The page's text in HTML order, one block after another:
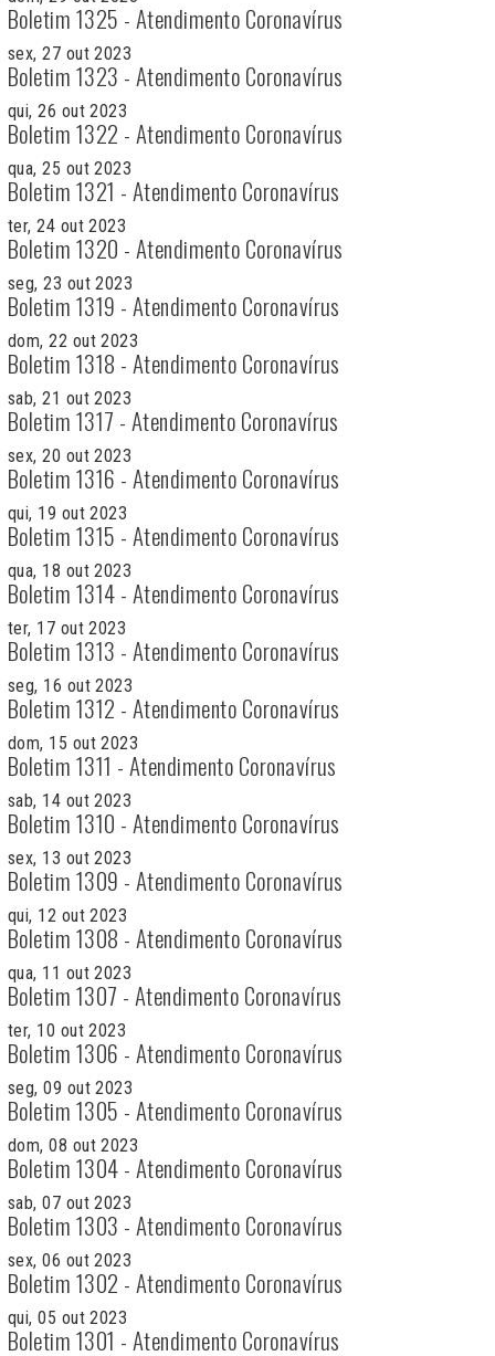
Boletim 1325 - Atendimento Coronavírus
sex, 27 out 2023
Boletim 1323 - Atendimento Coronavírus
qui, 26 out 2023
Boletim 1322 - Atendimento Coronavírus
qua, 25 out 2023
Boletim 1321 - Atendimento Coronavírus
ter, 24 out 2023
Boletim 1320 - Atendimento Coronavírus
seg, 23 out 2023
Boletim 1319 - Atendimento Coronavírus
dom, 22 out 2023
Boletim 1318 - Atendimento Coronavírus
sab, 21 out 2023
Boletim 1317 - Atendimento Coronavírus
sex, 20 out 2023
Boletim 1316 - Atendimento Coronavírus
qui, 19 out 2023
Boletim 1315 - Atendimento Coronavírus
qua, 18 out 2023
Boletim 1314 - Atendimento Coronavírus
ter, 17 out 2023
Boletim 1313 - Atendimento Coronavírus
seg, 16 out 2023
Boletim 1312 - Atendimento Coronavírus
dom, 15 out 2023
Boletim 1311 - Atendimento Coronavírus
sab, 14 out 2023
Boletim 1310 - Atendimento Coronavírus
sex, 13 out 2023
Boletim 1309 - Atendimento Coronavírus
qui, 12 out 2023
Boletim 1308 - Atendimento Coronavírus
qua, 11 out 2023
Boletim 1307 - Atendimento Coronavírus
ter, 10 out 2023
Boletim 1306 - Atendimento Coronavírus
seg, 09 out 2023
Boletim 1305 - Atendimento Coronavírus
dom, 08 out 2023
Boletim 1304 - Atendimento Coronavírus
sab, 07 out 2023
Boletim 1303 - Atendimento Coronavírus
sex, 06 out 2023
Boletim 1302 - Atendimento Coronavírus
qui, 05 out 2023
Boletim 1301 - Atendimento Coronavírus